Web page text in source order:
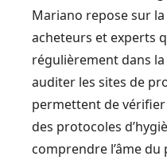
Mariano repose sur
acheteurs et experts
régulièrement dans
auditer les sites de
permettent de
des protocoles
comprendre l’âme du